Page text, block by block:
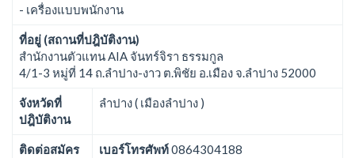
- เครื่องแบบพนักงาน
ที่อยู่ (สถานที่ปฎิบัติงาน)
สำนักงานตัวแทน AIA จันทร์จิรา ธรรมกูล
4/1-3 หมู่ที่ 14 ถ.ลำปาง-งาว ต.พิชัย อ.เมือง จ.ลำปาง 52000
จังหวัดที่
ปฎิบัติงาน
ลำปาง ( เมืองลำปาง )
ติดต่อสมัคร
เบอร์โทรศัพท์0864304188